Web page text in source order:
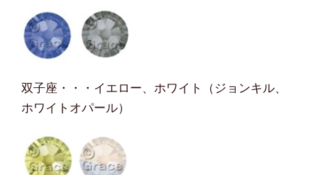
双子座・・・イエロー、ホワイト（ジョンキル、
ホワイトオパール）